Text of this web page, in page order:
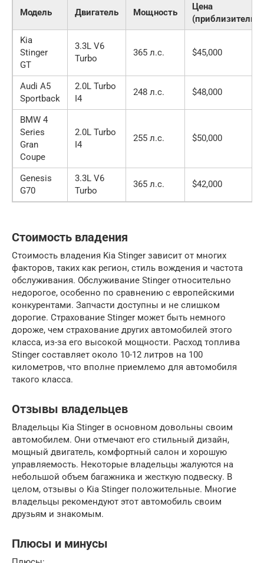
Модель Двигатель Мощность
Цена
Kia
Stinger
GT
3.3L V6
Turbo
365 л.с. $45,000
Audi A5
Sportback
2.0L Turbo
I4
248 л.с. $48,000
BMW 4
Series
Gran
Coupe
2.0L Turbo
I4
255 л.с. $50,000
Genesis
G70
3.3L V6
Turbo
365 л.с. $42,000
Стоимость владения
Стоимость владения Kia Stinger зависит от многих
факторов, таких как регион, стиль вождения и частота
обслуживания. Обслуживание Stinger относительно
недорогое, особенно по сравнению с европейскими
конкурентами. Запчасти доступны и не слишком
дорогие. Страхование Stinger может быть немного
дороже, чем страхование других автомобилей этого
класса, из-за его высокой мощности. Расход топлива
Stinger составляет около 10-12 литров на 100
километров, что вполне приемлемо для автомобиля
такого класса.
Отзывы владельцев
Владельцы Kia Stinger в основном довольны своим
автомобилем. Они отмечают его стильный дизайн,
мощный двигатель, комфортный салон и хорошую
управляемость. Некоторые владельцы жалуются на
небольшой объем багажника и жесткую подвеску. В
целом, отзывы о Kia Stinger положительные. Многие
владельцы рекомендуют этот автомобиль своим
друзьям и знакомым.
Плюсы и минусы